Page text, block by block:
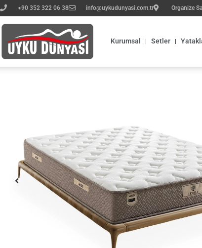
+90 352 322 06 38 info@uykudunyasi.com.tr Organize
Kurumsal Setler